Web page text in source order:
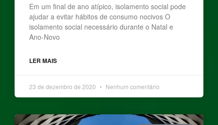
Em um final de ano atípico, isolamento social pode
ajudar a evitar hábitos de consumo nocivos O
isolamento social necessário durante o Natal e
Ano-Novo
LER MAIS
23 de dezembro de 2020 Nenhum comentário